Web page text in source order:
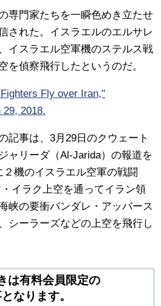
専門家たちを一瞬色めき立たせ
された。イスラエルのエルサレ
イスラエル空軍機のステルス戦
を偵察飛行したというのだ。
Fly over Iran,"
29, 2018.
記事は、3月29日のクウェート
ャリーダ（Al-Jarida）の報道を
機のイスラエル空軍の戦闘
イラク上空を通ってイラン領
峡の要衝バンダレ・アッバース
シーラーズなどの上空を飛行し
は有料会員限定の
なります。